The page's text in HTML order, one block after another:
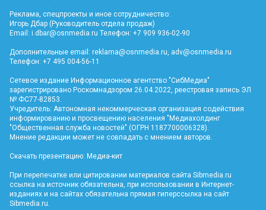
Реклама, спецпроекты и иное сотрудничество:
Игорь Дбар (Руководитель отдела продаж)
Email: i.dbar@osnmedia.ru Телефон: +7 909 936-02-90
Дополнительные email: reklama@osnmedia.ru adv@osnmedia.ru
Телефон: +7 495 004-56-11
Сетевое издание Информационное агентство "СибМедиа"
зарегистрировано Роскомнадзором 26.04.2022, реестровая запись ЭЛ
№ ФС77-82853.
Учредитель: Автономная некоммерческая организация содействия
информированию и просвещению населения "Медиахолдинг
"Общественная служба новостей" (ОГРН 1187700006328).
Мнение редакции может не совпадать с мнением авторов.
Скачать презентацию: Медиа-кит
При перепечатке или цитировании материалов сайта Sibmedia.ru
ссылка на источник обязательна, при использовании в Интернет-
изданиях и на сайтах обязательна прямая гиперссылка на сайт
Sibmedia.ru